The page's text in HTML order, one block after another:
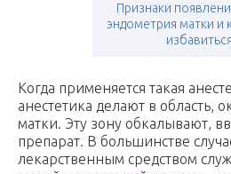
Признаки
эндометрия матки и
избавиться
Когда применяется такая
анестетика делают в
матки. Эту зону обкалывают,
препарат. В большинстве
лекарственным средством